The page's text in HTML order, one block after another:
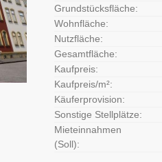
Grundstücksfläche:
Wohnfläche:
Nutzfläche:
Gesamtfläche:
Kaufpreis:
Kaufpreis/m²:
Käuferprovision:
Sonstige Stellplätze:
Mieteinnahmen
(Soll):